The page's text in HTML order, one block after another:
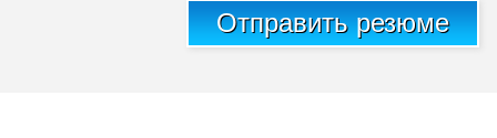
Отправить резюме